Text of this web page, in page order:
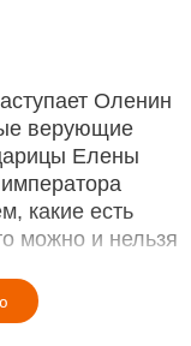
Оленин
верующие
Елены
какие есть
можно и нельзя